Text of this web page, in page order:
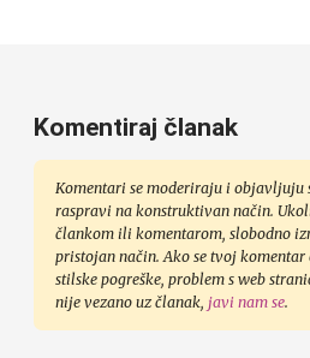
Komentiraj članak
Komentari se moderiraju i objavljuju
raspravi na konstruktivan način.
člankom ili komentarom, slobodno
pristojan način. Ako se tvoj
stilske pogreške, problem s web
nije vezano uz članak, javi nam se.